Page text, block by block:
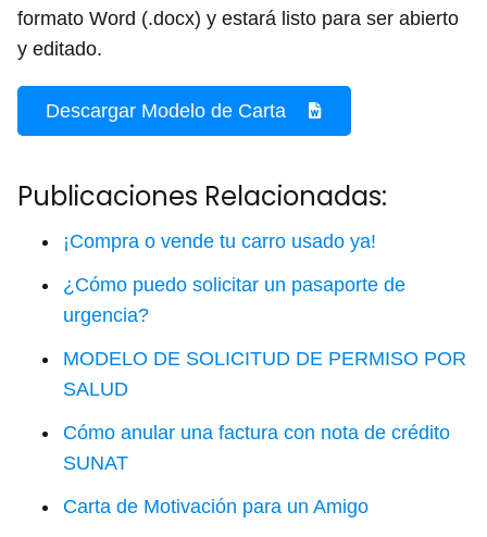
formato Word (.docx) y estará listo para ser abierto
y editado.
Descargar Modelo de Carta
Publicaciones Relacionadas:
¡Compra o vende tu carro usado ya!
¿Cómo puedo solicitar un pasaporte de
urgencia?
MODELO DE SOLICITUD DE PERMISO POR
SALUD
Cómo anular una factura con nota de crédito
SUNAT
Carta de Motivación para un Amigo